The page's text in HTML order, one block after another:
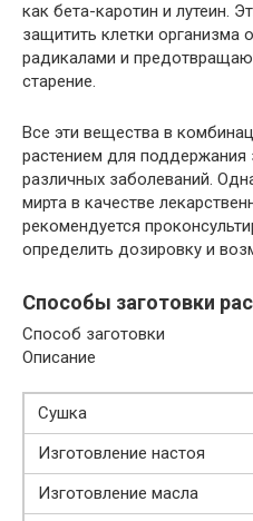
как бета-каротин и лутеин.
защитить клетки
радикалами и
старение.
Все эти вещества в
растением для поддержания
различных заболеваний.
мирта в качестве
рекомендуется
определить дозировку и
Способы заготовки
Способ заготовки
Описание
Сушка
Изготовление настоя
Изготовление масла